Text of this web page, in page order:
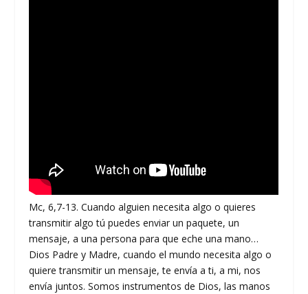
Mc, 6,7-13. Cuando alguien necesita algo o quieres
transmitir algo tú puedes enviar un paquete, un
mensaje, a una persona para que eche una mano…
Dios Padre y Madre, cuando el mundo necesita algo o
quiere transmitir un mensaje, te envía a ti, a mi, nos
envía juntos. Somos instrumentos de Dios, las manos